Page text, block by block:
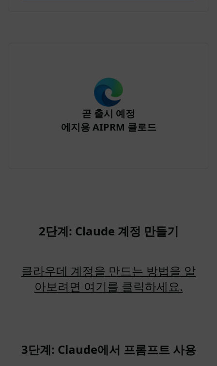
곧 출시 예정
에지용 AIPRM 클로드
2단계: Claude 계정 만들기
클라우데 계정을 만드는 방법을 알
아보려면 여기를 클릭하세요.
3단계: Claude에서 프롬프트 사용